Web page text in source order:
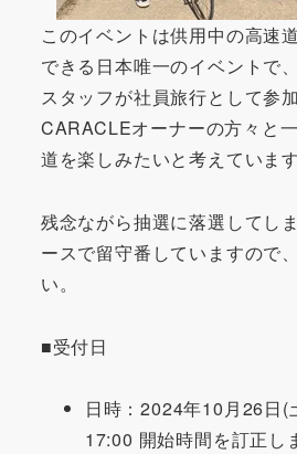
このイベントは供用中の高速
できる日本唯一のイベントで
スタッフが社員旅行として参
CARACLEオーナーの方々と
道を楽しみたいと考えています
残念ながら抽選に落選してし
ースで留守番していますので
い。
■受付日
日時：2024年10月26日
17:00 開始時間を訂正し